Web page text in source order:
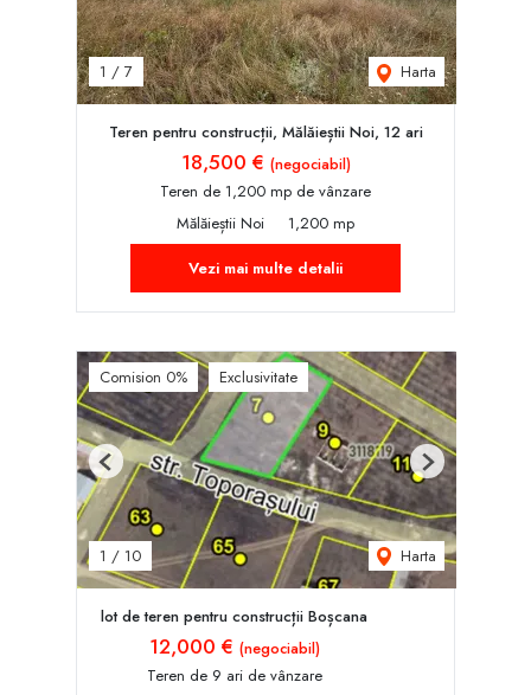
1 / 7 Harta
Teren pentru construcții, Mălăieștii Noi, 12 ari
18,500 € (negociabil)
Teren de 1,200 mp de vânzare
Mălăieștii Noi
1,200 mp
Vezi mai multe detalii
Comision 0% Exclusivitate
1 / 10 Harta
Previous Next
lot de teren pentru construcții Boșcana
12,000 € (negociabil)
Teren de 9 ari de vânzare